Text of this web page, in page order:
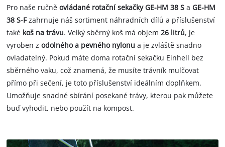
Pro naše ručněovládané rotační sekačky GE-HM 38 S aGE-HM
38 S-Fzahrnuje náš sortiment náhradních dílů a příslušenství
také koš na trávu. Velký sběrný koš má objem26 litrů, je
vyroben zodolného a pevného nylonu a je zvláště snadno
ovladatelný. Pokud máte doma rotační sekačku Einhell bez
sběrného vaku, což znamená, že musíte trávník mulčovat
přímo při sečení, je toto příslušenství ideálním doplňkem.
Umožňuje snadné sbírání posekané trávy, kterou pak můžete
buď vyhodit, nebo použít na kompost.